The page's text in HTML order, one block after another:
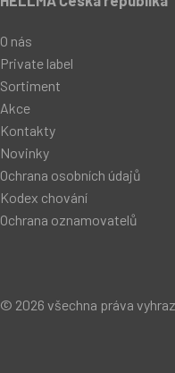
O nás
Private label
Sortiment
Akce
Kontakty
Novinky
Ochrana osobních údajů
Kodex chování
Ochrana oznamovatelů
© 2026 všechna práva